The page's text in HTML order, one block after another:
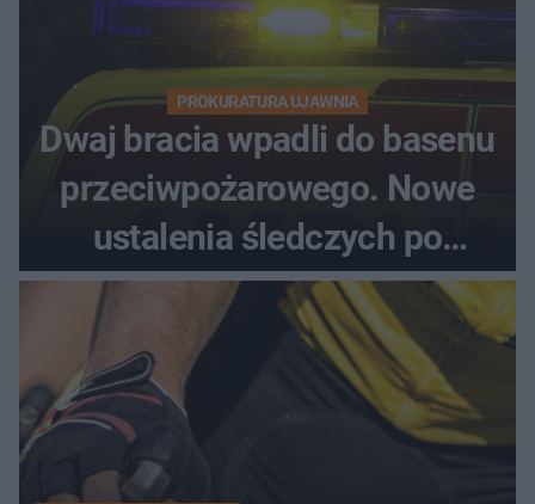
PROKURATURA UJAWNIA
Dwaj bracia wpadli do basenu
przeciwpożarowego. Nowe
ustalenia śledczych po
dramatycznej akcji